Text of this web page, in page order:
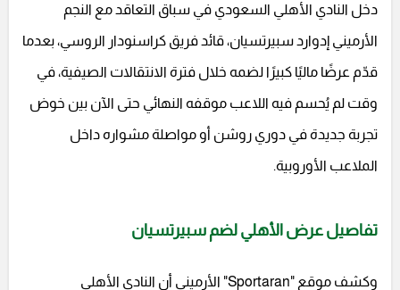
دخل النادي الأهلي السعودي في سباق التعاقد مع النجم
الأرميني إدوارد سبيرتسيان، قائد فريق كراسنودار الروسي، بعدما
قدّم عرضًا ماليًا كبيرًا لضمه خلال فترة الانتقالات الصيفية، في
وقت لم يُحسم فيه اللاعب موقفه النهائي حتى الآن بين خوض
تجربة جديدة في دوري روشن أو مواصلة مشواره داخل
الملاعب الأوروبية.
تفاصيل عرض الأهلي لضم سبيرتسيان
وكشف موقع "Sportaran" الأرميني أن النادي الأهلي